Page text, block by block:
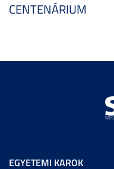
CENTENÁRIUM
EGYETEMI KAROK